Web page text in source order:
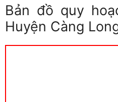
Bản đồ quy
Huyện Càng